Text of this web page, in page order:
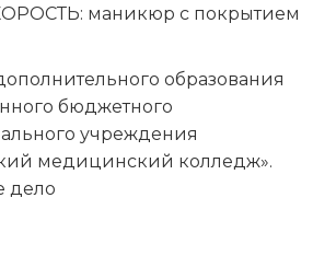
маникюр с покрытием
образования
бюджетного
учреждения
медицинский колледж».
дело